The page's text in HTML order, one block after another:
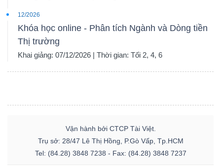
12/2026
Khóa học online - Phân tích Ngành và Dòng tiền
Thị trường
Khai giảng: 07/12/2026 | Thời gian: Tối 2, 4, 6
Vận hành bởi CTCP Tài Việt.
Trụ sở: 28/47 Lê Thị Hồng, P.Gò Vấp, Tp.HCM
Tel: (84.28) 3848 7238 - Fax: (84.28) 3848 7237